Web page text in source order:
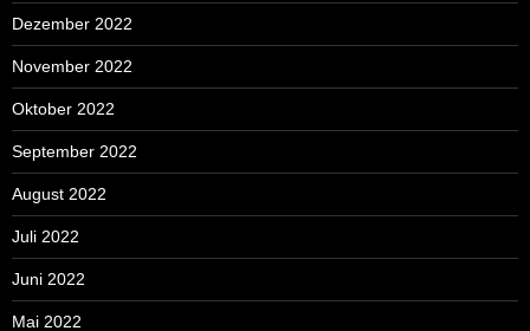
Dezember 2022
November 2022
Oktober 2022
September 2022
August 2022
Juli 2022
Juni 2022
Mai 2022